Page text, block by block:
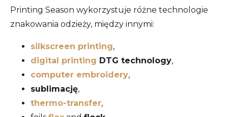
Printing Season wykorzystuje różne technologie
znakowania odzieży, między innymi:
silkscreen printing,
digital printing DTG technology,
computer embroidery,
sublimację,
thermo-transfer,